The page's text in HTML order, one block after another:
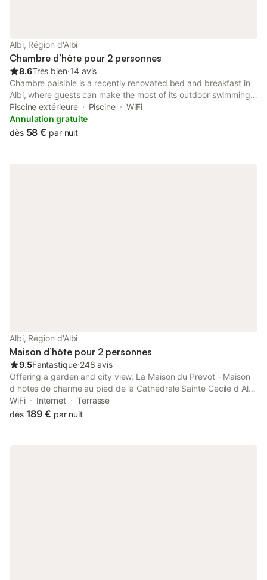
Albi, Région d'Albi
Chambre d’hôte pour 2 personnes
8.6Très bien⋅14 avis
Chambre paisible is a recently renovated bed and breakfast in
Albi, where guests can make the most of its outdoor swimming
pool and garden. This property offers access to a terrace, free
private parking and free WiFi.
Piscine extérieure Piscine
WiFi
Annulation gratuite
dès 58 € par nuit
Albi, Région d'Albi
Maison d’hôte pour 2 personnes
9.5Fantastique⋅248 avis
Offering a garden and city view, La Maison du Prevot - Maison
d hotes de charme au pied de la Cathedrale Sainte Cecile d Albi
La Maison du Prevot - Charming Guesthouse at Foot of Albi
Cathedral is situated in Albi, 300 metres from Toulouse-
WiFi Internet
Terrasse
dès 189 € par nuit